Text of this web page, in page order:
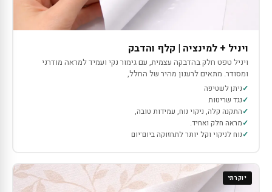
ויניל + למינציה | קלף והדבק
ויניל טפט חלק בהדבקה עצמית, עם גימור נקי ועמיד למראה מודרני
ומסודר. מתאים לרענון מהיר של החלל,
ניתן לשטיפה
נגד שריטות
התקנה קלה, ניקוי נוח, עמידות טובה,
מראה חלק ואחיד.
נוח לניקוי וקל יותר לתחזוקה ביום־יום
יוקרתי